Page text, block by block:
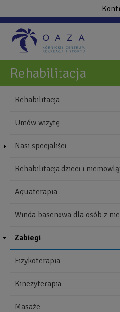
do
treści
Rehabilitacja
Back
top
NAWIGUJ
Rehabilitacja
Umów wizytę
Nasi specjaliści
Rehabilitacja dzieci i
Aquaterapia
Winda basenowa dla osób z
Zabiegi
Fizykoterapia
Kinezyterapia
Masaże